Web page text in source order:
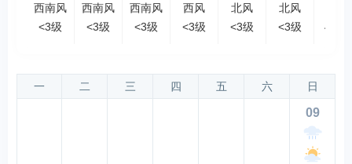
西南风
<3级
西南风
<3级
西南风
<3级
西风
<3级
北风
<3级
北风
<3级
4-5级
一 二 三 四 五 六 日
09